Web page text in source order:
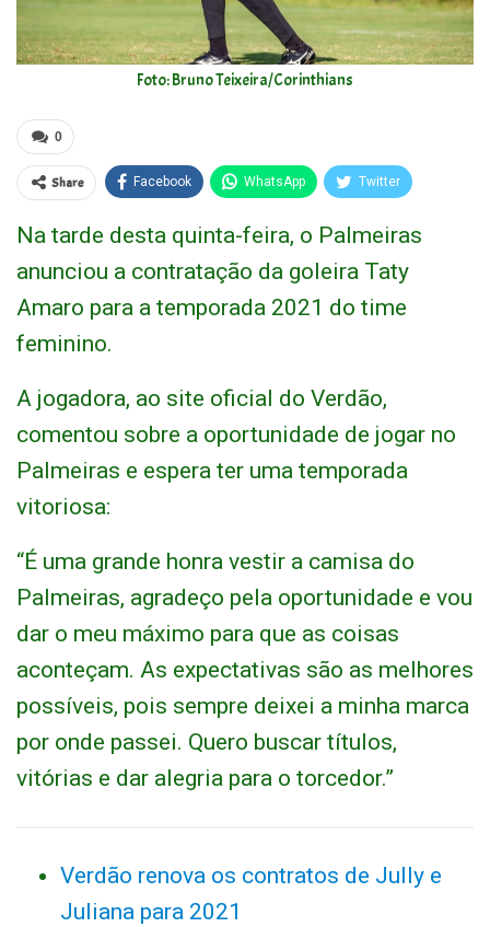
Foto: Bruno Teixeira/Corinthians
0
Share Facebook WhatsApp Twitter
Na tarde desta quinta-feira, o Palmeiras
anunciou a contratação da goleira Taty
Amaro para a temporada 2021 do time
feminino.
A jogadora, ao site oficial do Verdão,
comentou sobre a oportunidade de jogar no
Palmeiras e espera ter uma temporada
vitoriosa:
“É uma grande honra vestir a camisa do
Palmeiras, agradeço pela oportunidade e vou
dar o meu máximo para que as coisas
aconteçam. As expectativas são as melhores
possíveis, pois sempre deixei a minha marca
por onde passei. Quero buscar títulos,
vitórias e dar alegria para o torcedor.”
Verdão renova os contratos de Jully e
Juliana para 2021